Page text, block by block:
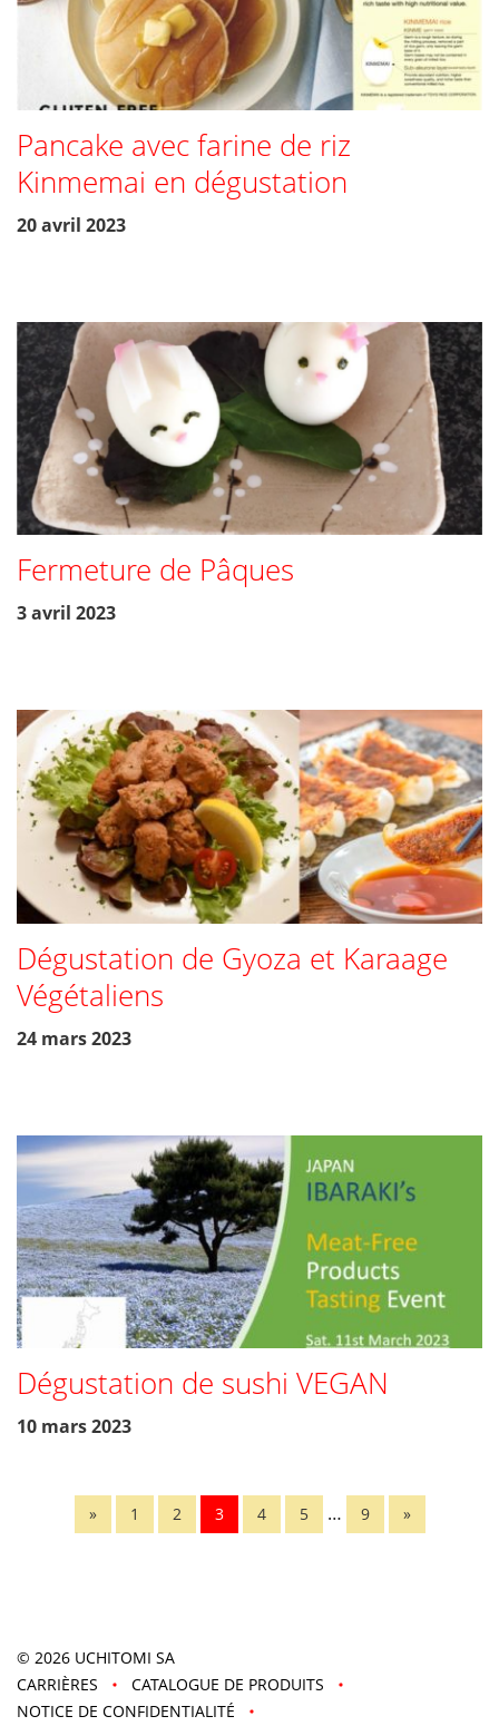
Pancake avec farine de riz
Kinmemai en dégustation
20 avril 2023
Fermeture de Pâques
3 avril 2023
Dégustation de Gyoza et Karaage
Végétaliens
24 mars 2023
Dégustation de sushi VEGAN
10 mars 2023
» 1 2 3 4 5 … 9 »
© 2026 UCHITOMI SA
CARRIÈRES
CATALOGUE DE PRODUITS
NOTICE DE CONFIDENTIALITÉ